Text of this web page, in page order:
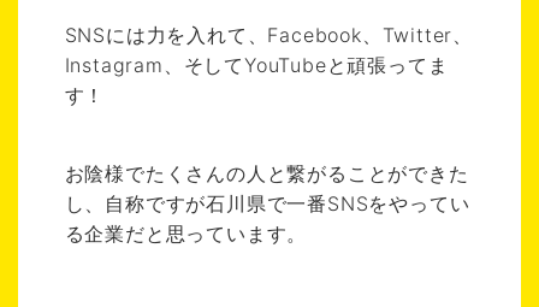
SNSには力を入れて、Facebook、Twitter、
Instagram、そしてYouTubeと頑張ってま
す！
お陰様でたくさんの人と繋がることができた
し、自称ですが石川県で一番SNSをやってい
る企業だと思っています。